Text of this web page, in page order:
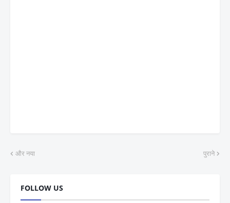
और नया पुराने
FOLLOW US